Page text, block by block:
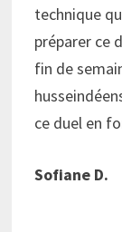
technique
préparer ce
fin de
ce duel en
Sofiane D.